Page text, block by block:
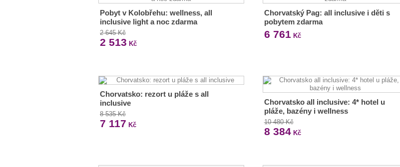
Pobyt v Kolobřehu: wellness, all
inclusive light a noc zdarma
2 645 Kč
2 513 Kč
Chorvatský Pag: all inclusive i děti s
pobytem zdarma
6 761 Kč
Chorvatsko: rezort u pláže s all
inclusive
8 535 Kč
7 117 Kč
Chorvatsko all inclusive: 4* hotel u
pláže, bazény i wellness
10 480 Kč
8 384Kč